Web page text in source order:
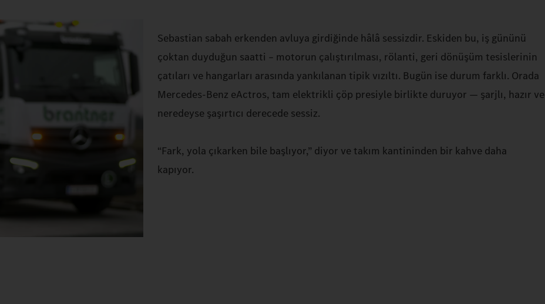
Sebastian sabah erkenden avluya girdiğinde hâlâ sessizdir. Eskiden bu, iş gününü
çoktan duyduğun saatti – motorun çalıştırılması, rölanti, geri dönüşüm tesislerinin
çatıları ve hangarları arasında yankılanan tipik vızıltı. Bugün ise durum farklı. Orada
Mercedes‑Benz eActros, tam elektrikli çöp presiyle birlikte duruyor — şarjlı, hazır ve
neredeyse şaşırtıcı derecede sessiz.
“Fark, yola çıkarken bile başlıyor,” diyor ve takım kantininden bir kahve daha
kapıyor.